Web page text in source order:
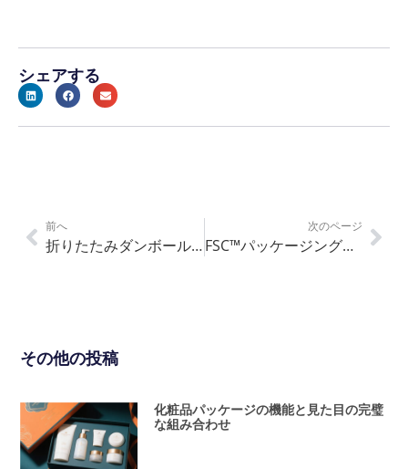
シェアする
前へ
折りたたみダンボール箱の包装 - マスターガイド
次のページ
FSC™パッケージング持続可能なソリューション
その他の投稿
化粧品パッケージの機能と見た目の完璧
な組み合わせ